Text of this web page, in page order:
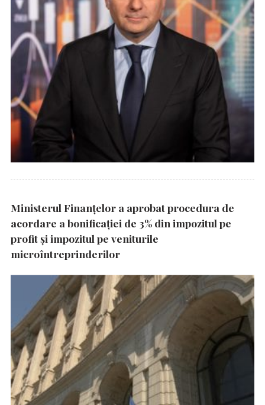
Ministerul Finanțelor a aprobat procedura de
acordare a bonificației de 3% din impozitul pe
profit și impozitul pe veniturile
microîntreprinderilor